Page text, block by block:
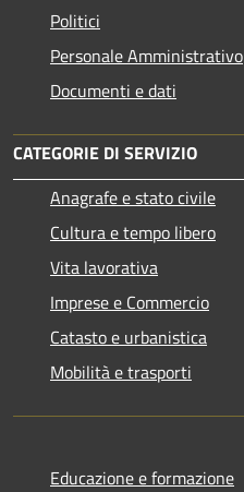
Politici
Personale Amministrativo
Documenti e dati
CATEGORIE DI SERVIZIO
Anagrafe e stato civile
Cultura e tempo libero
Vita lavorativa
Imprese e Commercio
Catasto e urbanistica
Mobilità e trasporti
Educazione e formazione